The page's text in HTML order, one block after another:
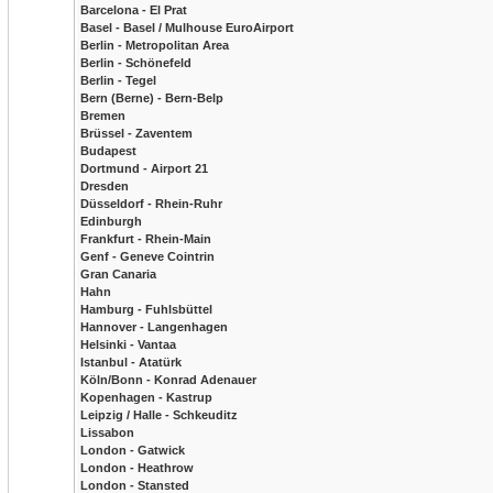
Barcelona - El Prat
Basel - Basel / Mulhouse EuroAirport
Berlin - Metropolitan Area
Berlin - Schönefeld
Berlin - Tegel
Bern (Berne) - Bern-Belp
Bremen
Brüssel - Zaventem
Budapest
Dortmund - Airport 21
Dresden
Düsseldorf - Rhein-Ruhr
Edinburgh
Frankfurt - Rhein-Main
Genf - Geneve Cointrin
Gran Canaria
Hahn
Hamburg - Fuhlsbüttel
Hannover - Langenhagen
Helsinki - Vantaa
Istanbul - Atatürk
Köln/Bonn - Konrad Adenauer
Kopenhagen - Kastrup
Leipzig / Halle - Schkeuditz
Lissabon
London - Gatwick
London - Heathrow
London - Stansted